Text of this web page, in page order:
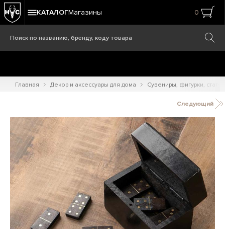
КАТАЛОГМагазины 0
Главная Декор и аксессуары для дома Сувениры, фигурки,
Следующий